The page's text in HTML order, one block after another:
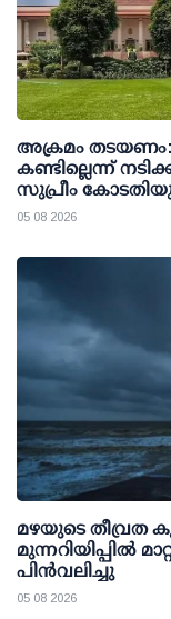
അക്രമം
കണ്ടില്ലെന്ന്
സുപ്രീം
05 08 2026
മഴയുടെ
മുന്നറിയിപ്പിൽ
പിൻവലിച്ചു
05 08 2026